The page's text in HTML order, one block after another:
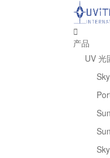
产品
UV 光